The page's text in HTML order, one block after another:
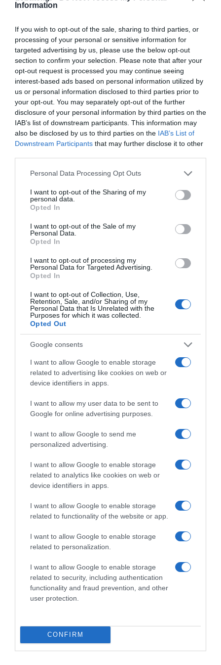
Information
If you wish to opt-out of the sale, sharing to third parties, or
processing of your personal or sensitive information for
targeted advertising by us, please use the below opt-out
section to confirm your selection. Please note that after your
opt-out request is processed you may continue seeing
interest-based ads based on personal information utilized by
us or personal information disclosed to third parties prior to
your opt-out. You may separately opt-out of the further
disclosure of your personal information by third parties on the
IAB’s list of downstream participants. This information may
also be disclosed by us to third parties on the IAB’s List of
Downstream Participants that may further disclose it to other
Please note that this website/app uses one or more Google
not limited to your visit or usage behaviour. You may click to
grant or deny consent to Google and its third-party tags to
use your data for below specified purposes in below Google
consent section.
Personal Data Processing Opt Outs
I want to opt-out of the Sharing of my
personal data.
Opted In
I want to opt-out of the Sale of my
Personal Data.
Opted In
I want to opt-out of processing my
Personal Data for Targeted Advertising.
Opted In
I want to opt-out of Collection, Use,
Retention, Sale, and/or Sharing of my
Personal Data that Is Unrelated with the
Purposes for which it was collected.
Opted Out
Google consents
I want to allow Google to enable storage
related to advertising like cookies on web or
device identifiers in apps.
I want to allow my user data to be sent to
Google for online advertising purposes.
I want to allow Google to send me
personalized advertising.
I want to allow Google to enable storage
related to analytics like cookies on web or
device identifiers in apps.
I want to allow Google to enable storage
related to functionality of the website or app.
I want to allow Google to enable storage
related to personalization.
I want to allow Google to enable storage
related to security, including authentication
functionality and fraud prevention, and other
user protection.
CONFIRM
Αναμένεται να τεθεί σε λειτουργία
Δήμας: "Είμαστε στο 76% του κατασκευαστικού
αντικειμένου"
ΠΟΛΙΤΙΚΗ
Χατζηδάκης: “Άκυρες από 1η
Οκτωβρίου οι εγκύκλιοι που δεν
δημοσίευσή τους στις ιστοσελίδες
των φορέων που τις εκδίδουν”
Η προϋπόθεση για την ισχύ τους
Αριθμός Πιστοποίησης
Όροι Χρήσης
Πολιτική Cookies
Ταυτότητα Επικοινωνία
Whiskey